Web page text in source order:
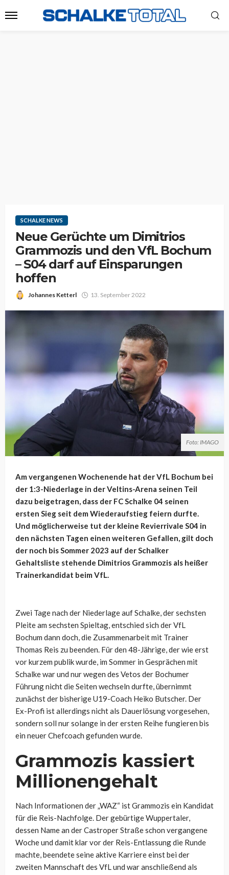
SCHALKE NEWS
Neue Gerüchte um Dimitrios
Grammozis und den VfL Bochum
– S04 darf auf Einsparungen
hoffen
Johannes Ketterl 13. September 2022
Foto: IMAGO
Am vergangenen Wochenende hat der VfL Bochum bei
der 1:3-Niederlage in der Veltins-Arena seinen Teil
dazu beigetragen, dass der FC Schalke 04 seinen
ersten Sieg seit dem Wiederaufstieg feiern durfte.
Und möglicherweise tut der kleine Revierrivale S04 in
den nächsten Tagen einen weiteren Gefallen, gilt doch
der noch bis Sommer 2023 auf der Schalker
Gehaltsliste stehende Dimitrios Grammozis als heißer
Trainerkandidat beim VfL.
Zwei Tage nach der Niederlage auf Schalke, der sechsten
Pleite am sechsten Spieltag, entschied sich der VfL
Bochum dann doch, die Zusammenarbeit mit Trainer
Thomas Reis zu beenden. Für den 48-Jährige, der wie erst
vor kurzem publik wurde, im Sommer in Gesprächen mit
Schalke war und nur wegen des Vetos der Bochumer
Führung nicht die Seiten wechseln durfte, übernimmt
zunächst der bisherige U19-Coach Heiko Butscher. Der
Ex-Profi ist allerdings nicht als Dauerlösung vorgesehen,
sondern soll nur solange in der ersten Reihe fungieren bis
ein neuer Chefcoach gefunden wurde.
Grammozis kassiert
Millionengehalt
Nach Informationen der „WAZ“ ist Grammozis ein Kandidat
für die Reis-Nachfolge. Der gebürtige Wuppertaler,
dessen Name an der Castroper Straße schon vergangene
Woche und damit klar vor der Reis-Entlassung die Runde
machte, beendete seine aktive Karriere einst bei der
zweiten Mannschaft des VfL und war anschließend als